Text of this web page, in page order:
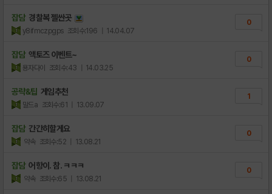
잡담 경찰복 젤싼곳
y8ifmczpgps 조회수:196 | 14.04.07
0
잡담 액토즈 이벤트~
용자다이 조회수:43 | 14.03.25
0
공략&팁 게임추천
말드a 조회수:61 | 13.09.07
1
잡담 간간히할게요
약속 조회수:52 | 13.08.21
0
잡담 어항이. 참. ㅋㅋㅋ
약속 조회수:65 | 13.08.21
0